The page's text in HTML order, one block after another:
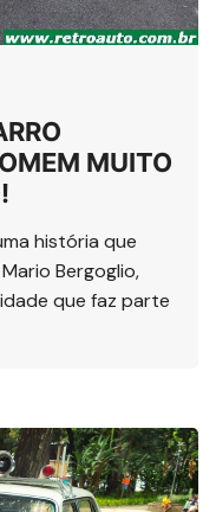
MUITO
história que
Bergoglio,
que faz parte